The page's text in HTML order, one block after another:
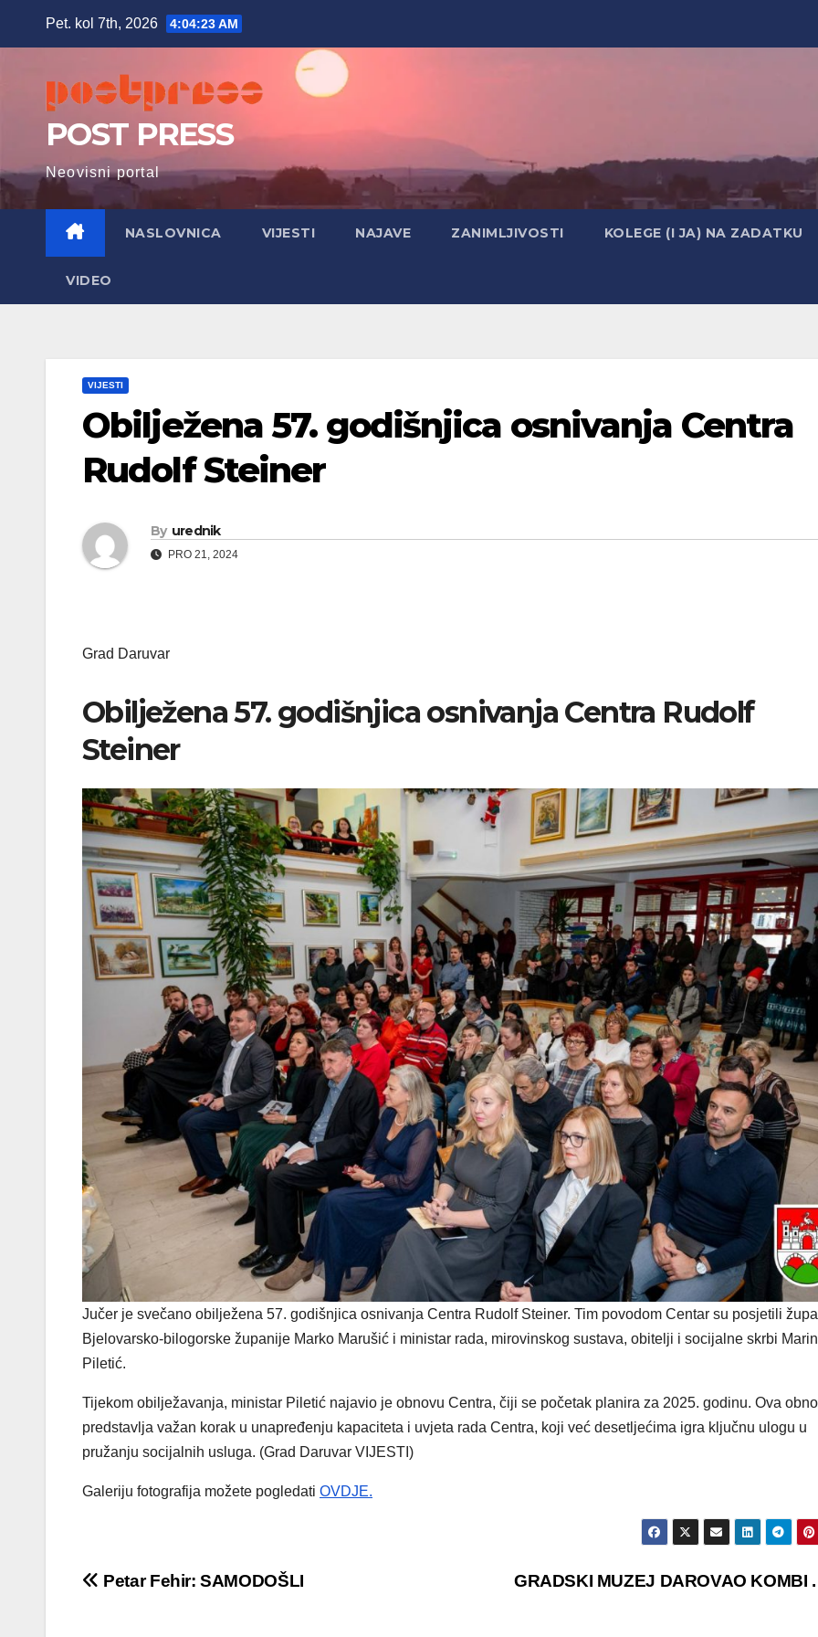
Pet. kol 7th, 2026 4:04:24 AM
POST PRESS
Neovisni portal
NASLOVNICA VIJESTI NAJAVE ZANIMLJIVOSTI KOLEGE (I JA) NA ZADATKU
VIDEO
VIJESTI
Obilježena 57. godišnjica osnivanja Centra
Rudolf Steiner
By urednik
PRO 21, 2024
Grad Daruvar
Obilježena 57. godišnjica osnivanja Centra Rudolf
Steiner
Jučer je svečano obilježena 57. godišnjica osnivanja Centra Rudolf Steiner. Tim povodom Centar su posjetili
Bjelovarsko-bilogorske županije Marko Marušić i ministar rada, mirovinskog sustava, obitelji i socijalne skrbi Marin
Piletić.
Tijekom obilježavanja, ministar Piletić najavio je obnovu Centra, čiji se početak planira za 2025. godinu. Ova
predstavlja važan korak u unapređenju kapaciteta i uvjeta rada Centra, koji već desetljećima igra ključnu ulogu u
pružanju socijalnih usluga. (Grad Daruvar VIJESTI)
Galeriju fotografija možete pogledati OVDJE.
Navigacija
GRADSKI MUZEJ DAROVAO KOMBI .
Petar Fehir: SAMODOŠLI